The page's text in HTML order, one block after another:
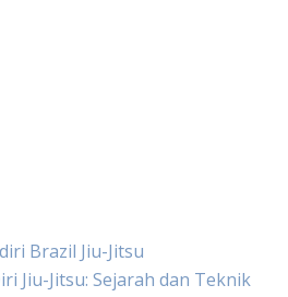
Brazil Jiu-Jitsu
Jiu-Jitsu: Sejarah dan Teknik